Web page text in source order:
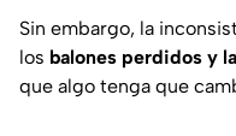
Sin embargo, la
los balones perdidos y
que algo tenga que